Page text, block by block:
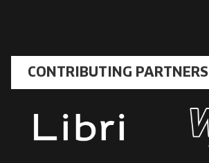
CONTRIBUTING PARTNERS